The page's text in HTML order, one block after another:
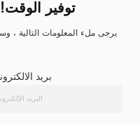
توفير
يرجى ملء المعلومات التالية
بريد